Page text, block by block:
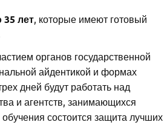
лет, которые имеют готовый
органов государственной
айдентикой и формах
дней будут работать над
и агентств, занимающихся
состоится защита лучших